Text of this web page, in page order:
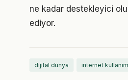
ne kadar destekleyici
ediyor.
dijital dünya internet